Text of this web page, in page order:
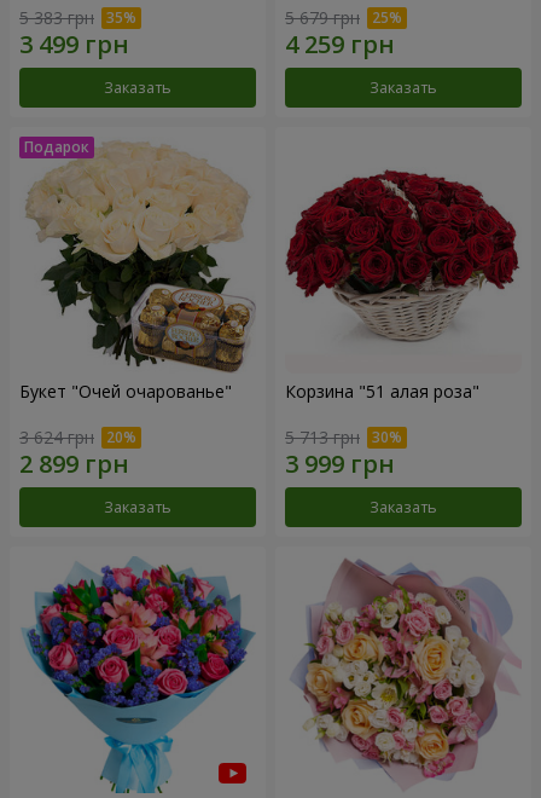
5 383 грн
Заказать
5 679 грн
Заказать
Букет "Очей очарованье"
3 624 грн
Заказать
Корзина "51 алая роза"
5 713 грн
Заказать